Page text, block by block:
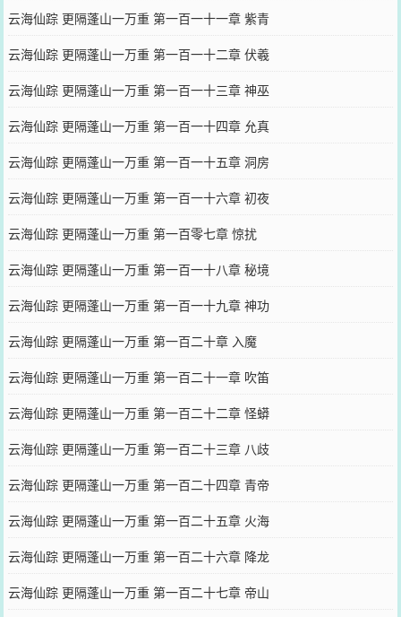
云海仙踪 更隔蓬山一万重 第一百一十一章 紫青
云海仙踪 更隔蓬山一万重 第一百一十二章 伏羲
云海仙踪 更隔蓬山一万重 第一百一十三章 神巫
云海仙踪 更隔蓬山一万重 第一百一十四章 允真
云海仙踪 更隔蓬山一万重 第一百一十五章 洞房
云海仙踪 更隔蓬山一万重 第一百一十六章 初夜
云海仙踪 更隔蓬山一万重 第一百零七章 惊扰
云海仙踪 更隔蓬山一万重 第一百一十八章 秘境
云海仙踪 更隔蓬山一万重 第一百一十九章 神功
云海仙踪 更隔蓬山一万重 第一百二十章 入魔
云海仙踪 更隔蓬山一万重 第一百二十一章 吹笛
云海仙踪 更隔蓬山一万重 第一百二十二章 怪蟒
云海仙踪 更隔蓬山一万重 第一百二十三章 八歧
云海仙踪 更隔蓬山一万重 第一百二十四章 青帝
云海仙踪 更隔蓬山一万重 第一百二十五章 火海
云海仙踪 更隔蓬山一万重 第一百二十六章 降龙
云海仙踪 更隔蓬山一万重 第一百二十七章 帝山